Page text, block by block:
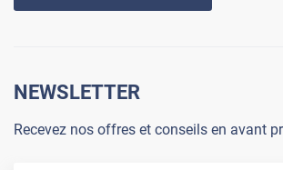
NEWSLETTER
Recevez nos offres et conseils en avant